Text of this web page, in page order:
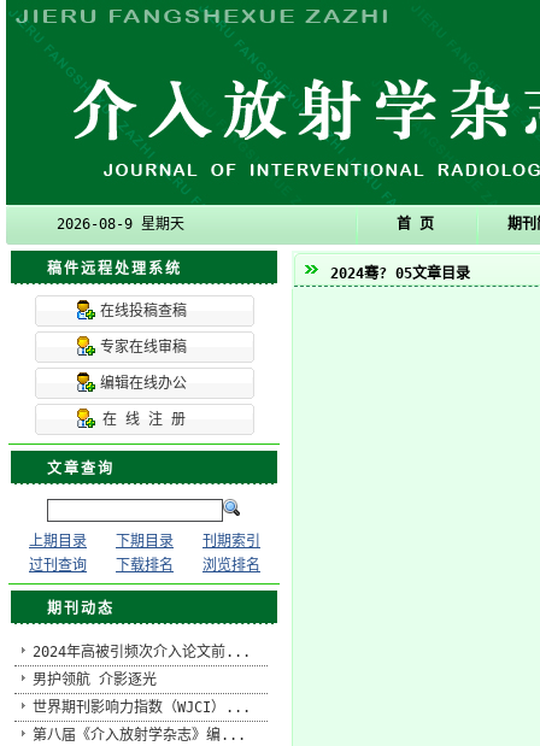
2026-08-9 星期天 首 页 期刊
2024骞? 05文章目录
稿件远程处理系统
在线投稿查稿
专家在线审稿
编辑在线办公
在 线 注 册
文章查询
上期目录 下期目录
刊期索引
过刊查询
下载排名 浏览排名
期刊动态
2024年高被引频次介入论文前...
男护领航 介影逐光
世界期刊影响力指数（WJCI）...
第八届《介入放射学杂志》编...